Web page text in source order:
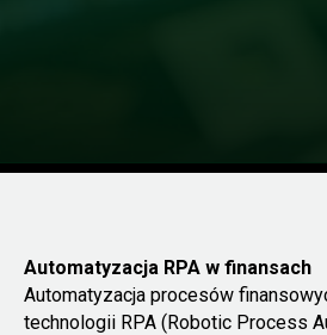
Automatyzacja RPA w finansach
Automatyzacja procesów
technologii RPA (Robotic Process